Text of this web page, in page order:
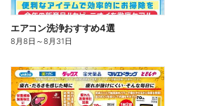
エアコン洗浄おすすめ4選
8月8日 ～8月31日